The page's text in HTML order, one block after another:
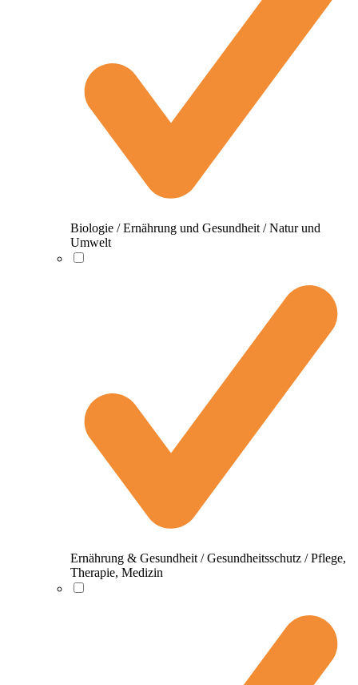
Biologie / Ernährung und Gesundheit / Natur und
Umwelt
Ernährung & Gesundheit / Gesundheitsschutz / Pflege,
Therapie, Medizin